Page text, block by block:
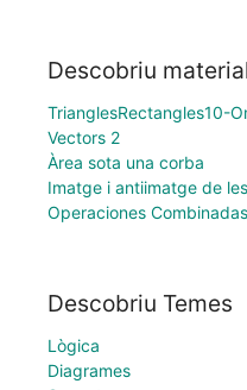
Descobriu
TrianglesRectangles10-
Vectors 2
Àrea sota una corba
Imatge i antiimatge de
Operaciones
Descobriu Temes
Lògica
Diagrames